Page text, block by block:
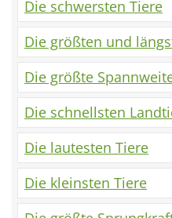
Die schwersten Tiere
Die größten und
Die größte
Die schnellsten
Die lautesten Tiere
Die kleinsten Tiere